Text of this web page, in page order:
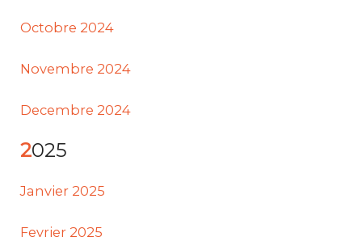
Octobre 2024
Novembre 2024
Decembre 2024
2025
Janvier 2025
Fevrier 2025